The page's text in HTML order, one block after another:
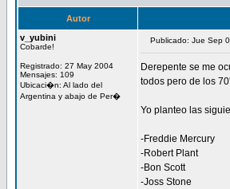
Autor
v_yubini
Cobarde!
Registrado: 27 May 2004
Mensajes: 109
Ubicaci�n: Al lado del
Argentina y abajo de Per�
Publicado: Jue Sep
Derepente se me
todos pero de los
Yo planteo las
-Freddie Mercury
-Robert Plant
-Bon Scott
-Joss Stone